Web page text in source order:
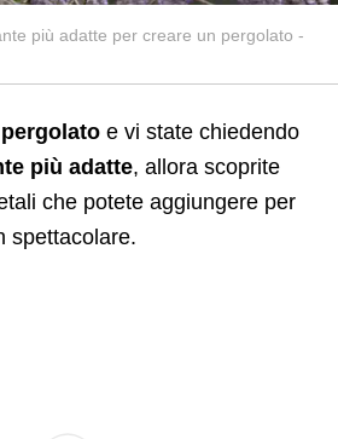
più adatte per creare un pergolato -
e vi state chiedendo
più adatte, allora scoprite
che potete aggiungere per
spettacolare.